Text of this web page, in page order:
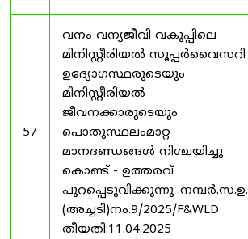
57
വനം വന്യജീവി വകുപ്പിലെ
മിനിസ്റ്റീരിയൽ സൂപ്പർവൈസറി
ഉദ്യോഗസ്ഥരുടെയും
മിനിസ്റ്റീരിയൽ
ജീവനക്കാരുടെയും
പൊതുസ്ഥലംമാറ്റ
മാനദണ്ഡങ്ങൾ നിശ്ചയിച്ചു
കൊണ്ട് - ഉത്തരവ്
പുറപ്പെടുവിക്കുന്നു .നമ്പർ.സ.ഉ.
(അച്ചടി)നം.9/2025/F&WLD
തീയതി:11.04.2025